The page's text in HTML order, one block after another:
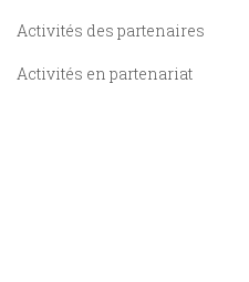
Activités des partenaires
Activités en partenariat